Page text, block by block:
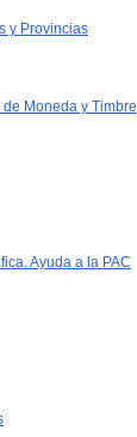
y Provincias
Moneda y Timbre
Ayuda a la PAC